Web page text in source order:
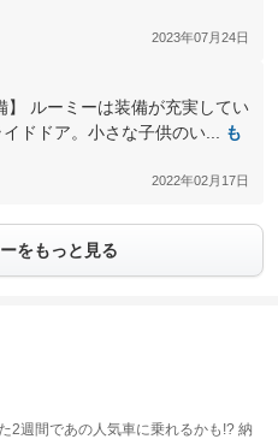
2023年07月24日
】 ルーミーは装備が充実してい
ドドア。小さな子供のい...
も
2022年02月17日
をもっと見る
2週間であの人気車に乗れるかも!? 納